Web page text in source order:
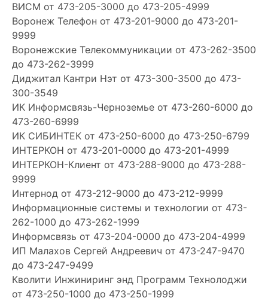
ВИСМ от 473-205-3000 до 473-205-4999
Воронеж Телефон от 473-201-9000 до 473-201-
9999
Воронежские Телекоммуникации от 473-262-3500
до 473-262-3999
Диджитал Кантри Нэт от 473-300-3500 до 473-
300-3549
ИК Информсвязь-Черноземье от 473-260-6000 до
473-260-6999
ИК СИБИНТЕК от 473-250-6000 до 473-250-6799
ИНТЕРКОН от 473-201-0000 до 473-201-4999
ИНТЕРКОН-Клиент от 473-288-9000 до 473-288-
9999
Интернод от 473-212-9000 до 473-212-9999
Информационные системы и технологии от 473-
262-1000 до 473-262-1999
Информсвязь от 473-204-0000 до 473-204-4999
ИП Малахов Сергей Андреевич от 473-247-9470
до 473-247-9499
Кволити Инжиниринг энд Программ Технолоджи
от 473-250-1000 до 473-250-1999